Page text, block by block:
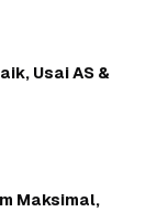
Usai AS &
Maksimal,